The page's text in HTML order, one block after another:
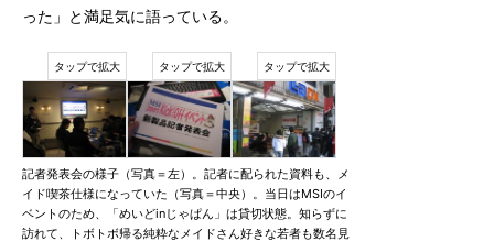
った」と満足気に語っている。
記者発表会の様子（写真＝左）。記者に配られた資料も、メ
イド喫茶仕様になっていた（写真＝中央）。当日はMSIのイ
ベントのため、「めいどinじゃぱん」は貸切状態。知らずに
訪れて、トボトボ帰る純粋なメイドさん好きな若者も数名見